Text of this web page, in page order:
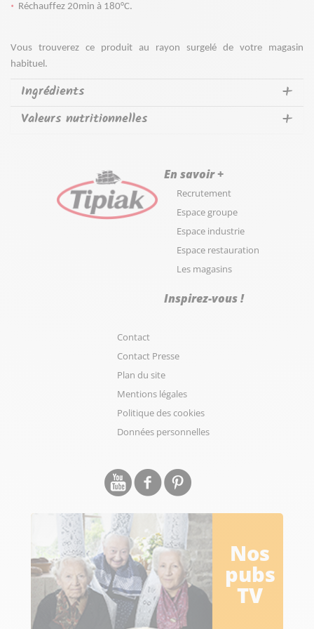
Réchauffez 20min à 180°C.
Vous trouverez ce produit au rayon surgelé de votre magasin
habituel.
Ingrédients
Valeurs nutritionnelles
En savoir +
Recrutement
Espace groupe
Espace industrie
Espace restauration
Les magasins
Inspirez-vous !
Contact
Contact Presse
Plan du site
Mentions légales
Politique des cookies
Données personnelles
Nos
pubs
TV